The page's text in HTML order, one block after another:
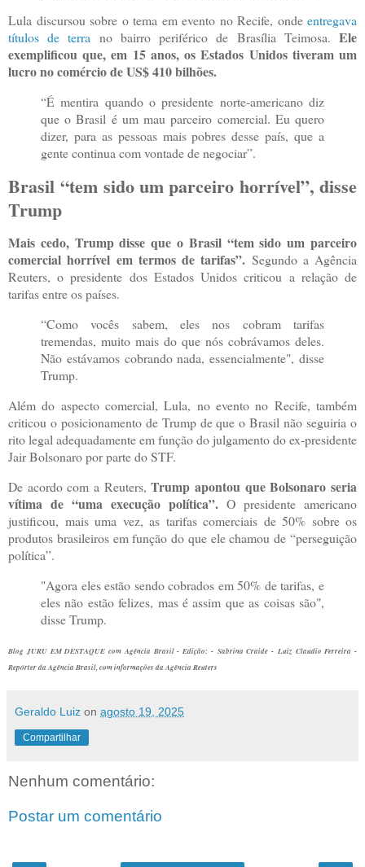
Lula discursou sobre o tema em evento no Recife, onde entregava
títulos de terra no bairro periférico de Brasília Teimosa.Ele
exemplificou que, em 15 anos, os Estados Unidos tiveram um
lucro no comércio de US$ 410 bilhões.
“É mentira quando o presidente norte-americano diz
que o Brasil é um mau parceiro comercial. Eu quero
dizer, para as pessoas mais pobres desse país, que a
gente continua com vontade de negociar”.
Brasil“tem sido um parceiro horrível”, disse
Trump
Mais cedo, Trump disse que o Brasil “tem sido um parceiro
comercial horrível em termos de tarifas”. Segundo a Agência
Reuters, o presidente dos Estados Unidos criticou a relação de
tarifas entre os países.
“Como vocês sabem, eles nos cobram tarifas
tremendas, muito mais do que nós cobrávamos deles.
Não estávamos cobrando nada, essencialmente", disse
Trump.
Além do aspecto comercial, Lula, no evento no Recife, também
criticou o posicionamento de Trump de que o Brasil não seguiria o
rito legal adequadamente em função do julgamento do ex-presidente
Jair Bolsonaro por parte do STF.
De acordo com a Reuters, Trump apontou que Bolsonaro seria
vítima de “uma execução política”. O presidente americano
justificou, mais uma vez, as tarifas comerciais de 50% sobre os
produtos brasileiros em função do que ele chamou de “perseguição
política”.
"Agora eles estão sendo cobrados em 50% de tarifas, e
eles não estão felizes, mas é assim que as coisas são",
disse Trump.
Blog JURU EM DESTAQUE com Agência Brasil - Edição: - Sabrina Craide - Luiz Claudio Ferreira -
Repórter da Agência Brasil, com informações da Agência Reuters
Geraldo Luiz on agosto 19, 2025
Compartilhar
Nenhum comentário:
Postar um comentário